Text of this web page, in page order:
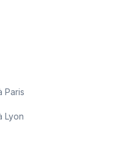
Paris
Lyon